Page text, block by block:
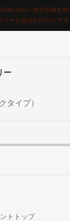
～自分自身を
リーと自分だけのレアス
ー
タイプ）
トトップ